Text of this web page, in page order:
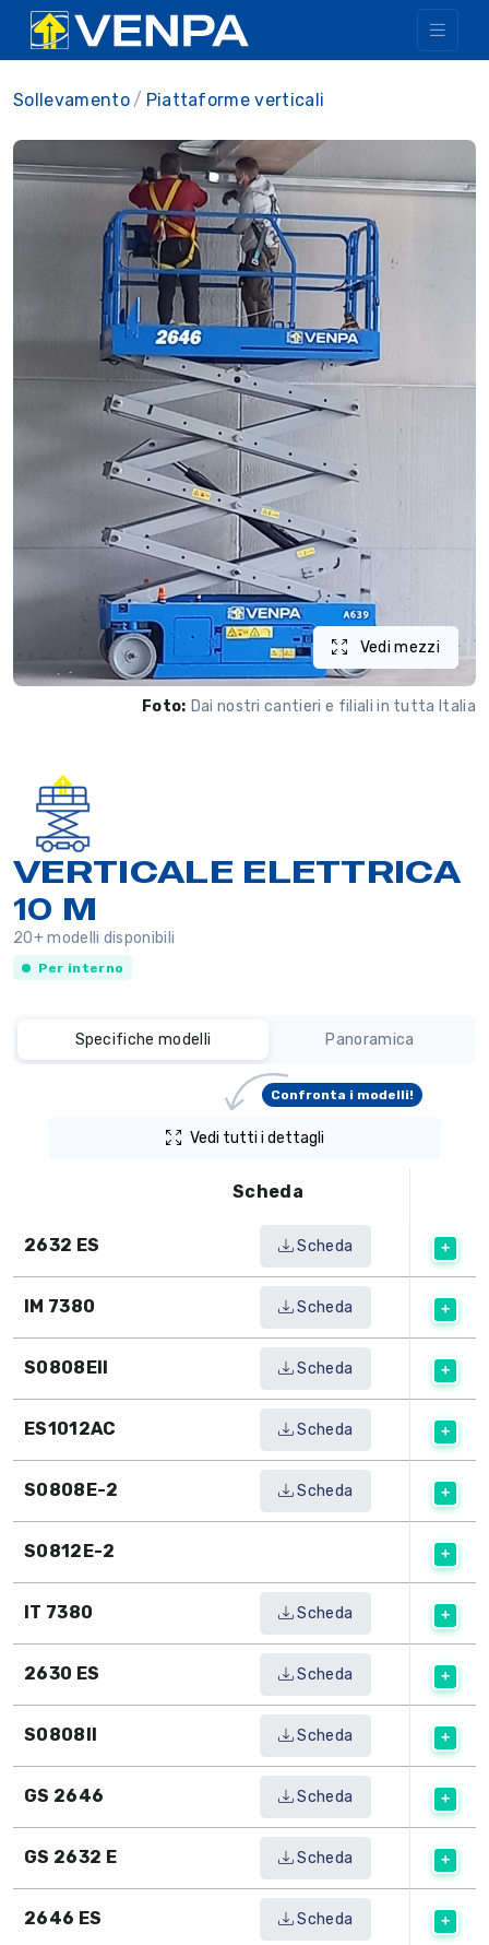
Sollevamento Piattaforme verticali
Vedi mezzi
Foto: Dai nostri cantieri e filiali in tutta Italia
VERTICALE ELETTRICA
10 M
20+ modelli disponibili
Per interno
Specifiche modelli Panoramica
Vedi tutti i dettagli
Confronta i modelli!
Scheda
2632 ES Scheda
IM 7380 Scheda
S0808EII Scheda
ES1012AC Scheda
S0808E-2 Scheda
S0812E-2
IT 7380 Scheda
2630 ES Scheda
S0808II Scheda
GS 2646 Scheda
GS 2632 E Scheda
2646 ES Scheda